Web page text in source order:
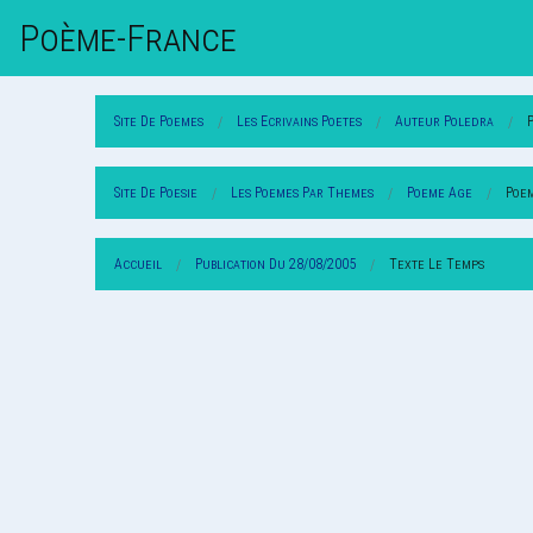
Poème-FrAnce
Site De Poemes Les Ecrivains Poetes Auteur Poledra
Site De Poesie Les Poemes Par Themes Poeme Age
Accueil Publication Du 28/08/2005 Texte Le Temps